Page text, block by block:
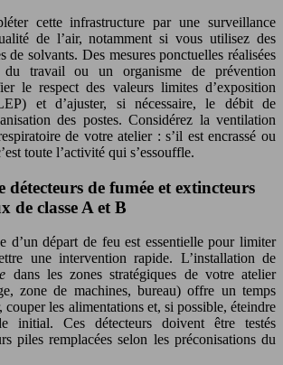
cette infrastructure par une surveillance
de l’air, notamment si vous utilisez des
de solvants. Des mesures ponctuelles réalisées
travail ou un organisme de prévention
le respect des valeurs limites d’exposition
et d’ajuster, si nécessaire, le débit de
des postes. Considérez la ventilation
de votre atelier : s’il est encrassé ou
toute l’activité qui s’essouffle.
détecteurs de fumée et extincteurs
de classe A et B
d’un départ de feu est essentielle pour limiter
une intervention rapide. L’installation de
dans les zones stratégiques de votre atelier
zone de machines, bureau) offre un temps
couper les alimentations et, si possible, éteindre
initial. Ces détecteurs doivent être testés
piles remplacées selon les préconisations du